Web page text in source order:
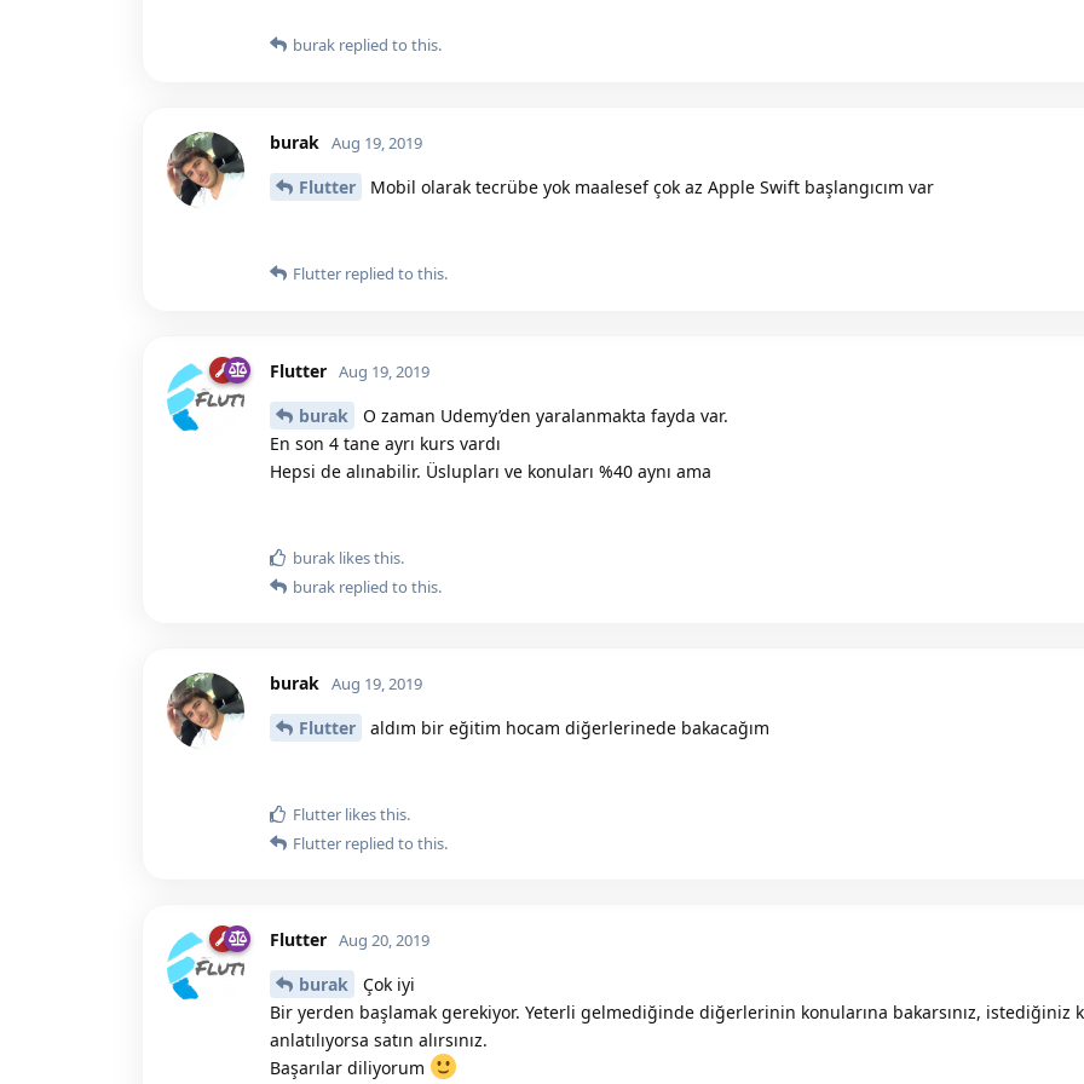
burak replied to this.
burak Aug 19, 2019
Flutter Mobil olarak tecrübe yok maalesef çok az Apple Swift başlangıcım var
Flutter replied to this.
Flutter Aug 19, 2019
burak
O zaman Udemy’den yaralanmakta fayda var.
En son 4 tane ayrı kurs vardı
Hepsi de alınabilir. Üslupları ve konuları %40 aynı ama
burak likes this.
burak replied to this.
burak Aug 19, 2019
Flutter aldım bir eğitim hocam diğerlerinede bakacağım
Flutter likes this.
Flutter replied to this.
Flutter Aug 20, 2019
burak
Çok iyi
Bir yerden başlamak gerekiyor. Yeterli gelmediğinde diğerlerinin konularına bakarsınız, istediğiniz
anlatılıyorsa satın alırsınız.
Başarılar diliyorum